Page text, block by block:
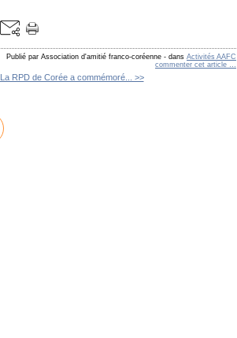
Publié par Association d'amitié franco-coréenne - dans Activités AAFC
commenter cet article …
La RPD de Corée a commémoré... >>